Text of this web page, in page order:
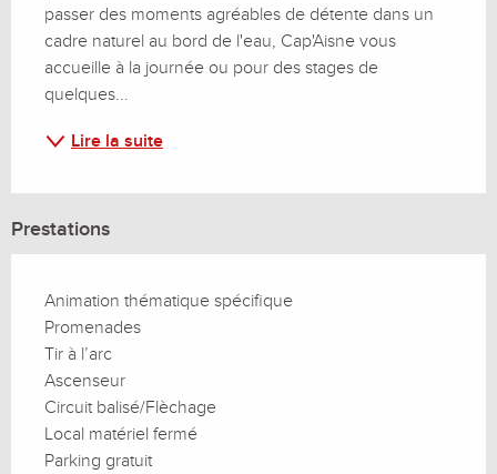
passer des moments agréables de détente dans un
cadre naturel au bord de l'eau, Cap'Aisne vous
accueille à la journée ou pour des stages de
quelques...
Lire la suite
Prestations
Animation thématique spécifique
Promenades
Tir à l’arc
Ascenseur
Circuit balisé/Flèchage
Local matériel fermé
Parking gratuit